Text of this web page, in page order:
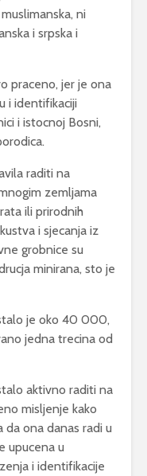
ni
i srpska i
praceno, jer je ona
i identifikaciji
i istocnoj Bosni,
raditi na
zemljama
ili prirodnih
i sjecanja iz
grobnice su
minirana, sto je
je oko 40 000,
jedna trecina od
aktivno raditi na
misljenje kako
ona danas radi u
upucena u
i identifikacije